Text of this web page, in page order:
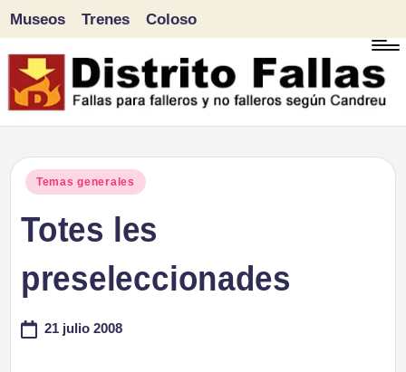
Saltar
al
Museos Trenes Coloso
Publicado
Temas generales
Totes les
preseleccionades
21 julio 2008